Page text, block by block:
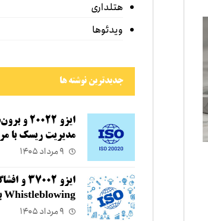
هتلداری
ویدئوها
جدیدترین نوشته ها
ایزو ۲۰۰۲۲
مدیریت ریسک با
۹ مرداد ۱۴۰۵
ایزو ۳۷۰۰۲
Whistleblowing با مرکز ایزوکیا
۹ مرداد ۱۴۰۵